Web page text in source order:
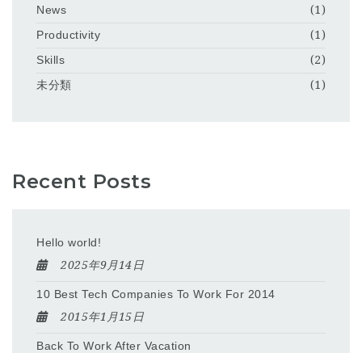
News
(1)
Productivity
(1)
Skills
(2)
未分類
(1)
Recent Posts
Hello world!
2025年9月14日
10 Best Tech Companies To Work For 2014
2015年1月15日
Back To Work After Vacation